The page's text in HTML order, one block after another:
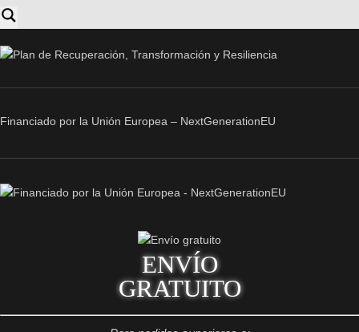
Financiado por la Unión Europea – NextGenerationEU
ENVÍO
GRATUITO